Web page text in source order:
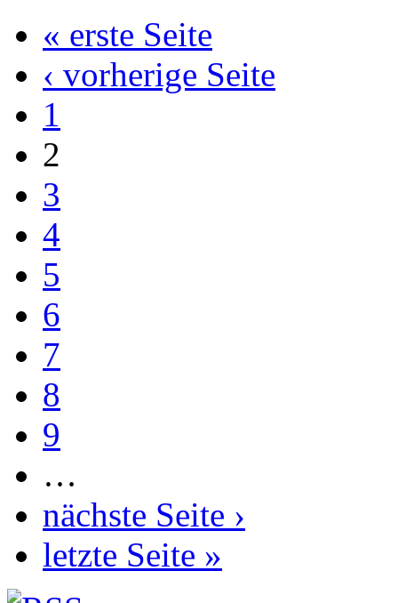
« erste Seite
‹ vorherige Seite
1
2
3
4
5
6
7
8
9
…
nächste Seite ›
letzte Seite »